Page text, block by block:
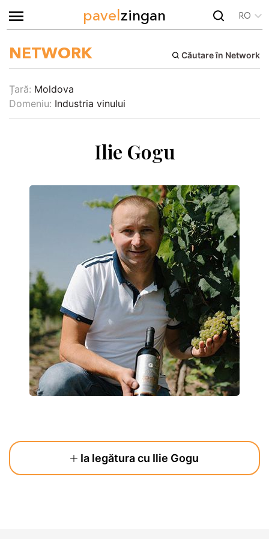
pavelzingan RO
NETWORK Căutare în Network
Țară: Moldova
Domeniu: Industria vinului
Ilie Gogu
Ia legătura cu Ilie Gogu